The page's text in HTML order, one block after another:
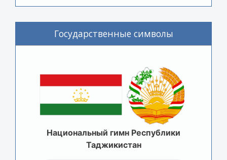
Государственные символы
Национальный гимн Республики
Таджикистан